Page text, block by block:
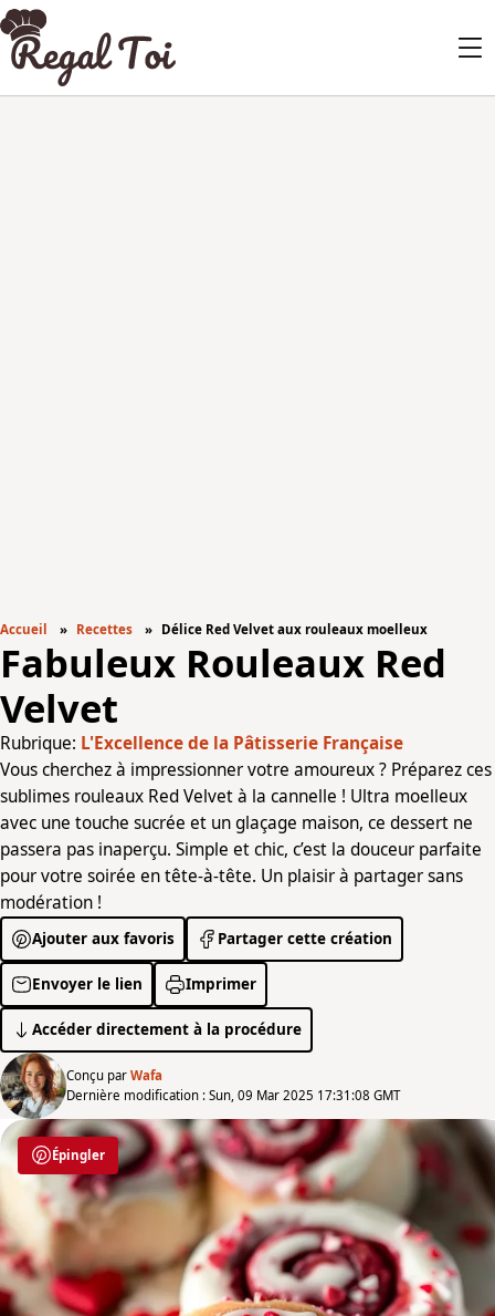
Accueil Recettes Délice Red Velvet aux rouleaux moelleux
Fabuleux Rouleaux Red
Velvet
Rubrique: L'Excellence de la Pâtisserie Française
Vous cherchez à impressionner votre amoureux ? Préparez ces
sublimes rouleaux Red Velvet à la cannelle ! Ultra moelleux
avec une touche sucrée et un glaçage maison, ce dessert ne
passera pas inaperçu. Simple et chic, c’est la douceur parfaite
pour votre soirée en tête-à-tête. Un plaisir à partager sans
modération !
Ajouter aux favoris Partager cette création
Envoyer le lien Imprimer
Accéder directement à la procédure
Conçu par Wafa
Dernière modification : Sun, 09 Mar 2025 17:31:08 GMT
Épingler